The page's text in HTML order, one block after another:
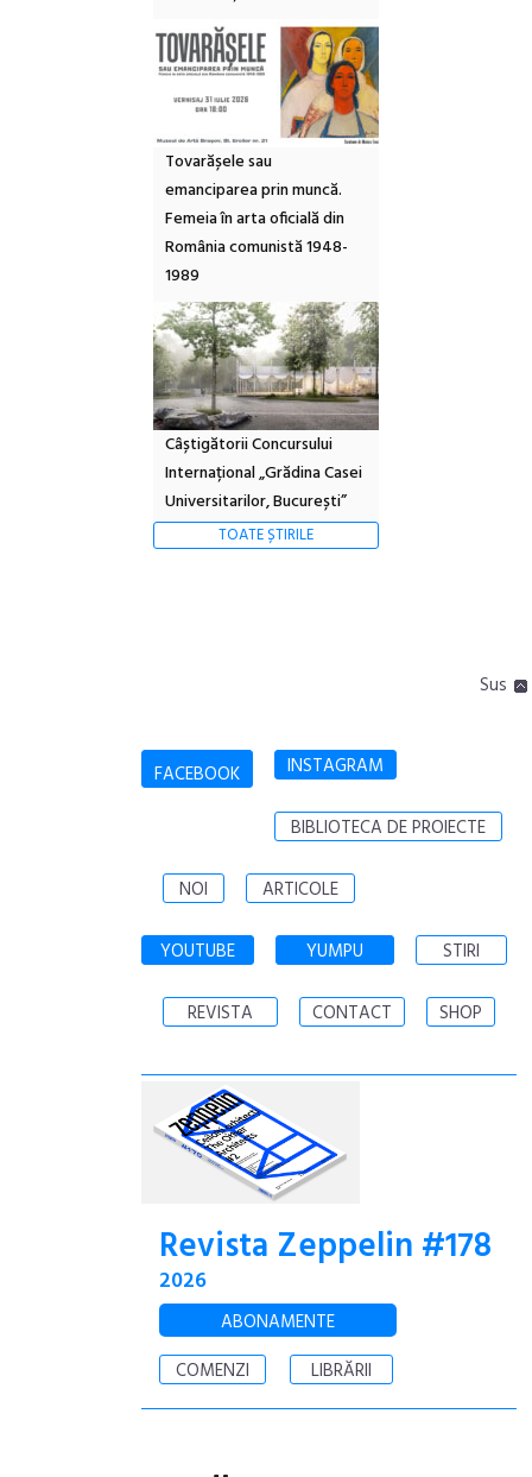
Tovarășele sau
emanciparea prin muncă.
Femeia în arta oficială din
România comunistă 1948-
1989
Câștigătorii Concursului
Internațional „Grădina Casei
Universitarilor, București”
TOATE ȘTIRILE
Sus
FACEBOOK INSTAGRAM
BIBLIOTECA DE PROIECTE
NOI ARTICOLE
YOUTUBE YUMPU STIRI
REVISTA CONTACT SHOP
Revista Zeppelin #178
2026
ABONAMENTE
COMENZI
LIBRĂRII